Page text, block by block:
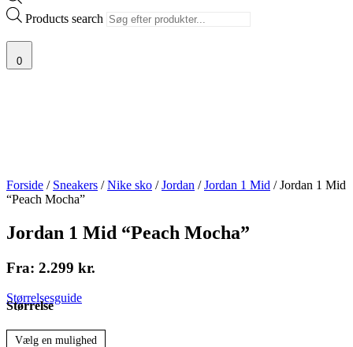
Products search
0
Forside / Sneakers /Nike sko /Jordan /Jordan 1 Mid / Jordan 1 Mid
“Peach Mocha”
Jordan 1 Mid “Peach Mocha”
Fra: 2.299 kr.
Størrelsesguide
Størrelse
Vælg en mulighed